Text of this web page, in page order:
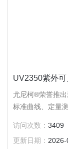
UV2350紫外
尤尼柯®荣誉推
标准曲线、定量
钮让操作变得更
储多达2000个测
访问次数：3409
更新日期：